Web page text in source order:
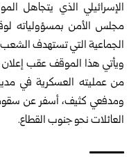
الإسرائيلي الذي يتجاهل
مجلس الأمن بمسؤولياته
الجماعية التي تستهدف الشعب
ويأتي هذا الموقف عقب إعلان
من عمليته العسكرية في
ومدفعي كثيف، أسفر عن
العائلات نحو جنوب القطاع.